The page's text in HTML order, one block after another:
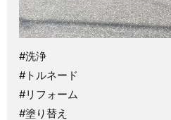
#洗浄
#トルネード
#リフォーム
#塗り替え